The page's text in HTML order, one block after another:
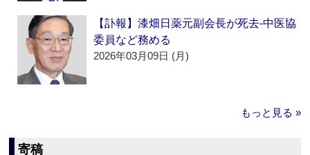
【訃報】漆畑日薬元副会長が死去‐中医協
委員など務める
2026年03月09日 (月)
もっと見る »
寄稿